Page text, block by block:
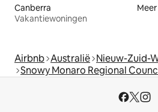
Canberra
Vakantiewoningen
Airbnb Australië Nieuw-Zuid-
Snowy Monaro Regional